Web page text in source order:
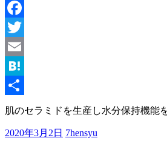
Facebook
Twitter
Email
Hatena
共
肌のセラミドを生産し水分保持機能
2020年3月2日 7hensyu